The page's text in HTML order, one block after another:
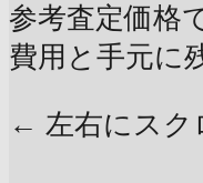
参考査定価格
費用と手元に
← 左右にスク